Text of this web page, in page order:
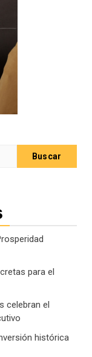
para el
celebran el
histórica